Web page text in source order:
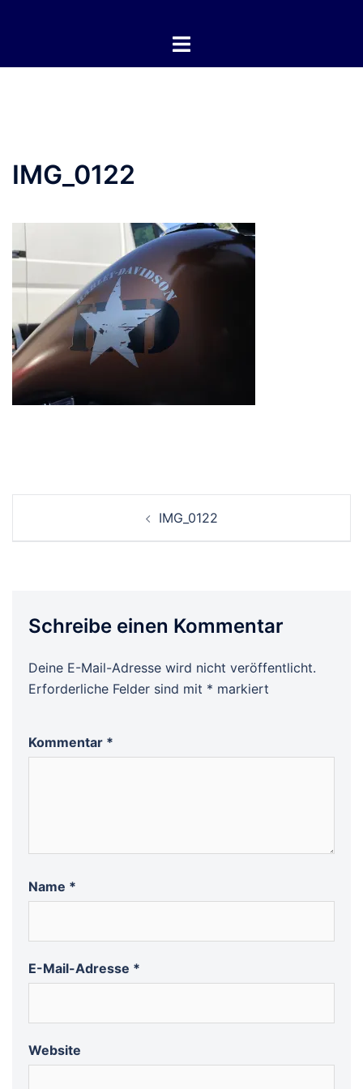
IMG_0122
IMG_0122
Schreibe einen Kommentar
Deine E-Mail-Adresse wird nicht veröffentlicht.
Erforderliche Felder sind mit * markiert
Kommentar *
Name *
E-Mail-Adresse *
Website